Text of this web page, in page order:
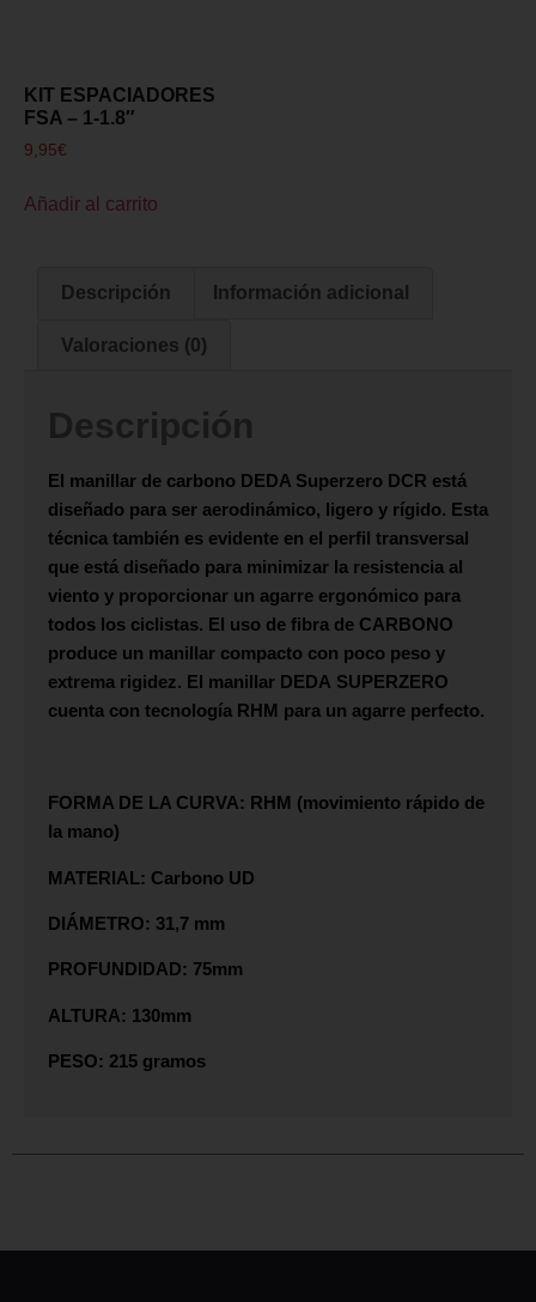
KIT ESPACIADORES
FSA – 1-1.8″
9,95€
Añadir al carrito
Descripción Información adicional
Valoraciones (0)
Descripción
El manillar de carbono DEDA Superzero DCR está
diseñado para ser aerodinámico, ligero y rígido. Esta
técnica también es evidente en el perfil transversal
que está diseñado para minimizar la resistencia al
viento y proporcionar un agarre ergonómico para
todos los ciclistas. El uso de fibra de CARBONO
produce un manillar compacto con poco peso y
extrema rigidez. El manillar DEDA SUPERZERO
cuenta con tecnología RHM para un agarre perfecto.
FORMA DE LA CURVA: RHM (movimiento rápido de
la mano)
MATERIAL: Carbono UD
DIÁMETRO: 31,7 mm
PROFUNDIDAD: 75mm
ALTURA: 130mm
PESO: 215 gramos